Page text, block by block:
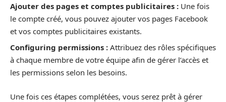
Ajouter des pages et comptes publicitaires : Une fois
le compte créé, vous pouvez ajouter vos pages Facebook
et vos comptes publicitaires existants.
Configuring permissions : Attribuez des rôles spécifiques
à chaque membre de votre équipe afin de gérer l’accès et
les permissions selon les besoins.
Une fois ces étapes complétées, vous serez prêt à gérer